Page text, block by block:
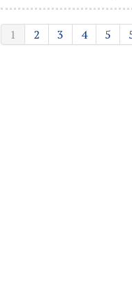
1 2 3 4 5